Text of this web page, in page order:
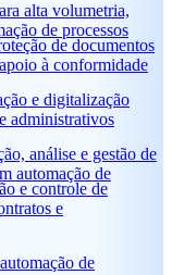
alta volumetria,
de processos
e digitalização
administrativos
e controle de
e
de documentos
à conformidade
análise e gestão de
automação de
de